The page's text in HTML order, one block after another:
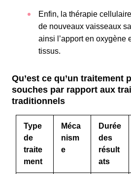
Enfin, la thérapie
de nouveaux vaisseaux
ainsi l’apport en oxygène
tissus.
Qu’est ce qu’un traitement
souches par rapport aux
traditionnels
Type
de
traite
ment
Méca
nism
e
Durée
des
résult
ats